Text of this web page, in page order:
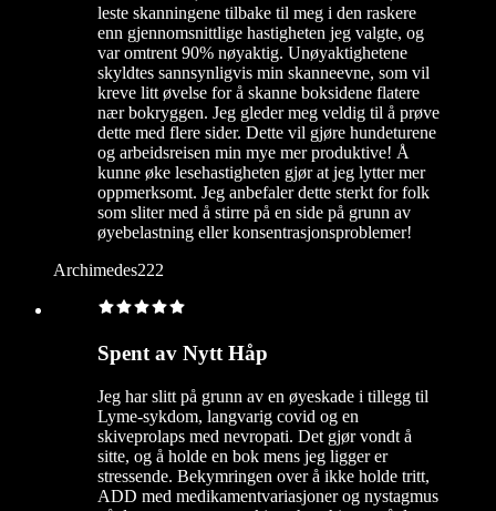
leste skanningene tilbake til meg i den raskere
enn gjennomsnittlige hastigheten jeg valgte, og
var omtrent 90% nøyaktig. Unøyaktighetene
skyldtes sannsynligvis min skanneevne, som vil
kreve litt øvelse for å skanne boksidene flatere
nær bokryggen. Jeg gleder meg veldig til å prøve
dette med flere sider. Dette vil gjøre hundeturene
og arbeidsreisen min mye mer produktive! Å
kunne øke lesehastigheten gjør at jeg lytter mer
oppmerksomt. Jeg anbefaler dette sterkt for folk
som sliter med å stirre på en side på grunn av
øyebelastning eller konsentrasjonsproblemer!
Archimedes222
Spent av Nytt Håp
Jeg har slitt på grunn av en øyeskade i tillegg til
Lyme-sykdom, langvarig covid og en
skiveprolaps med nevropati. Det gjør vondt å
sitte, og å holde en bok mens jeg ligger er
stressende. Bekymringen over å ikke holde tritt,
ADD med medikamentvariasjoner og nystagmus